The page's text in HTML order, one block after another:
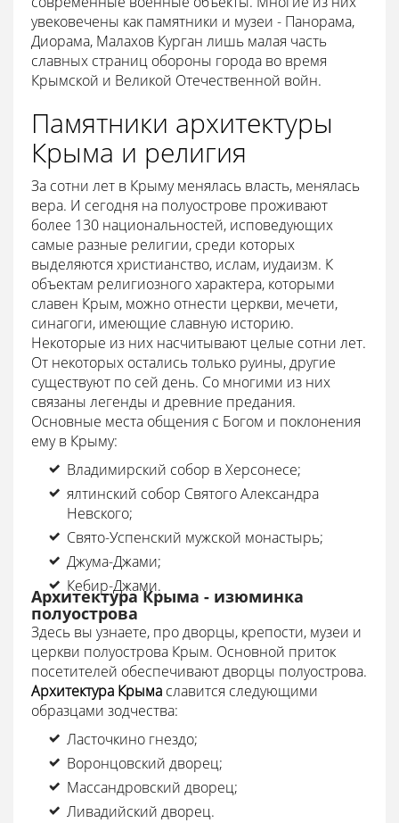
увековечены как памятники и музеи - Панорама,
Диорама, Малахов Курган лишь малая часть
славных страниц обороны города во время
Крымской и Великой Отечественной войн.
Памятники архитектуры
Крыма и религия
За сотни лет в Крыму менялась власть, менялась
вера. И сегодня на полуострове проживают
более 130 национальностей, исповедующих
самые разные религии, среди которых
выделяются христианство, ислам, иудаизм. К
объектам религиозного характера, которыми
славен Крым, можно отнести церкви, мечети,
синагоги, имеющие славную историю.
Некоторые из них насчитывают целые сотни лет.
От некоторых остались только руины, другие
существуют по сей день. Со многими из них
связаны легенды и древние предания.
Основные места общения с Богом и поклонения
ему в Крыму:
Владимирский собор в Херсонесе;
ялтинский собор Святого Александра
Невского;
Свято-Успенский мужской монастырь;
Джума-Джами;
Кебир-Джами.
Архитектура Крыма - изюминка
полуострова
Здесь вы узнаете, про дворцы, крепости, музеи и
церкви полуострова Крым. Основной приток
посетителей обеспечивают дворцы полуострова.
Архитектура Крыма славится следующими
образцами зодчества:
Ласточкино гнездо;
Воронцовский дворец;
Массандровский дворец;
Ливадийский дворец.